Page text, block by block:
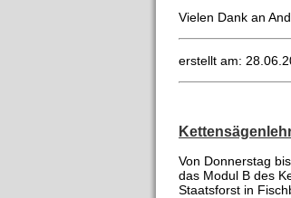
Vielen Dank an
erstellt am:
Von Donnerstag
das Modul B des
Staatsforst in